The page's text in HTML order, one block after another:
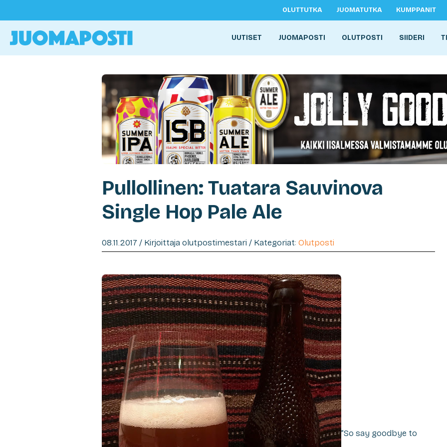
OLUTTUTKA JUOMATUTKA KUMPPANIT
UUTISET JUOMAPOSTI OLUTPOSTI SIIDERI
Pullollinen: Tuatara Sauvinova
Single Hop Pale Ale
08.11.2017 / Kirjoittaja olutpostimestari / Kategoriat: Olutposti
”So say goodbye to